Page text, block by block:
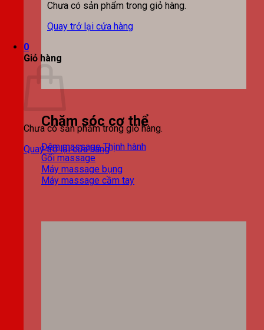
Chưa có sản phẩm trong giỏ hàng.
Quay trở lại cửa hàng
0
Giỏ hàng
Chưa có sản phẩm trong giỏ hàng.
Quay trở lại cửa hàng
Chăm sóc cơ thể
Đệm massage
Gối massage
Máy massage bụng
Máy massage cầm tay